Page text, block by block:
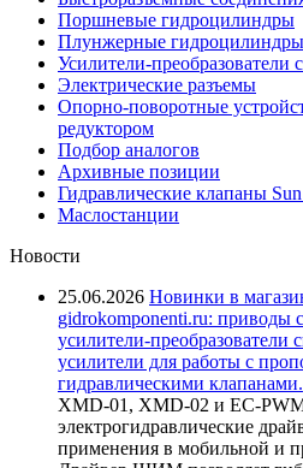
Поршневые гидроцилиндры
Плунжерные гидроцилиндры
Усилители-
Электрические разъемы
Опорно-поворотные
редуктором
Подбор аналогов
Архивные позиции
Гидравлические клапаны
Маслостанции
Новости
25.06.2026 Новинки в
gidrokomponenti.ru:
усилители-преобразователи
усилители для работы с
гидравлическими клапанами.
XMD-01, XMD-02 и EC-
электрогидравлические
применения в мобильной и